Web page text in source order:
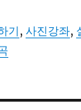
기,사진강좌,